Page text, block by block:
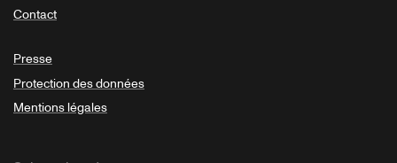
Contact
Presse
Protection des données
Mentions légales